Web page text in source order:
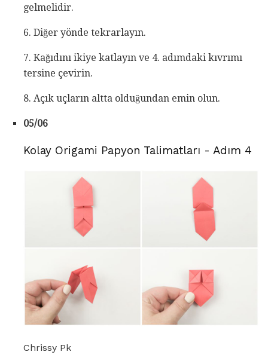
gelmelidir.
6. Diğer yönde tekrarlayın.
7. Kağıdını ikiye katlayın ve 4. adımdaki kıvrımı
tersine çevirin.
8. Açık uçların altta olduğundan emin olun.
05/06
Kolay Origami Papyon Talimatları - Adım 4
Chrissy Pk